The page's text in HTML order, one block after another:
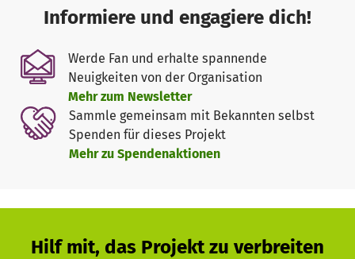
Wir würden gerne den bei uns ehrenamtlich tätigen
Personen, die selbst noch Schüler*in oder Student*in
sind und kein Einkommen haben, eine
Aufwandsentschädigung zahlen.
Wir würden das Geld für Lernmaterialien, sowie für
technische Geräte, die für den Onlineunterricht benötigt
werden, einsetzen.
Informiere und engagiere dich!
Werde Fan und erhalte spannende
Neuigkeiten von der Organisation
Mehr zum Newsletter
Sammle gemeinsam mit Bekannten selbst
Spenden für dieses Projekt
Mehr zu Spendenaktionen
Hilf mit, das Projekt zu verbreiten